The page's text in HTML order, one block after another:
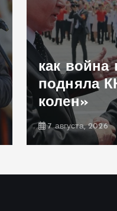
как война
подняла
колен»
7 августа, 2026